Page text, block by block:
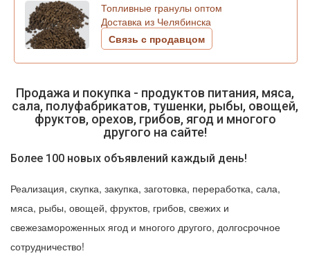
Топливные гранулы оптом
Доставка из Челябинска
Связь с продавцом
Продажа и покупка - продуктов питания, мяса,
сала, полуфабрикатов, тушенки, рыбы, овощей,
фруктов, орехов, грибов, ягод и многого
другого на сайте!
Более 100 новых объявлений каждый день!
Реализация, скупка, закупка, заготовка, переработка, сала,
мяса, рыбы, овощей, фруктов, грибов, свежих и
свежезамороженных ягод и многого другого, долгосрочное
сотрудничество!